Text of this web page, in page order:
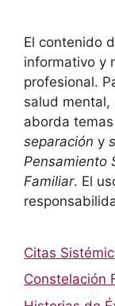
El contenido
informativo y
profesional.
salud mental,
aborda
separación y
Pensamiento
Familiar. El
Citas
Constelación